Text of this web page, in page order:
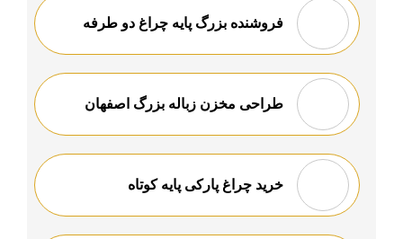
فروشنده بزرگ پایه چراغ دو طرفه
طراحی مخزن زباله بزرگ اصفهان
خرید چراغ پارکی پایه کوتاه